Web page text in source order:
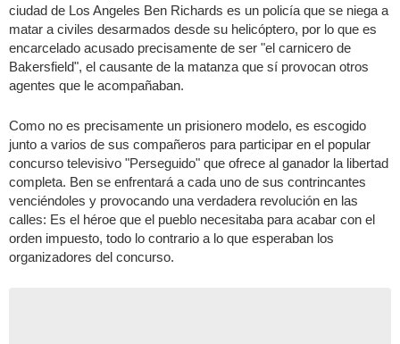
ciudad de Los Angeles Ben Richards es un policía que se niega a
matar a civiles desarmados desde su helicóptero, por lo que es
encarcelado acusado precisamente de ser "el carnicero de
Bakersfield", el causante de la matanza que sí provocan otros
agentes que le acompañaban.
Como no es precisamente un prisionero modelo, es escogido
junto a varios de sus compañeros para participar en el popular
concurso televisivo "Perseguido" que ofrece al ganador la libertad
completa. Ben se enfrentará a cada uno de sus contrincantes
venciéndoles y provocando una verdadera revolución en las
calles: Es el héroe que el pueblo necesitaba para acabar con el
orden impuesto, todo lo contrario a lo que esperaban los
organizadores del concurso.